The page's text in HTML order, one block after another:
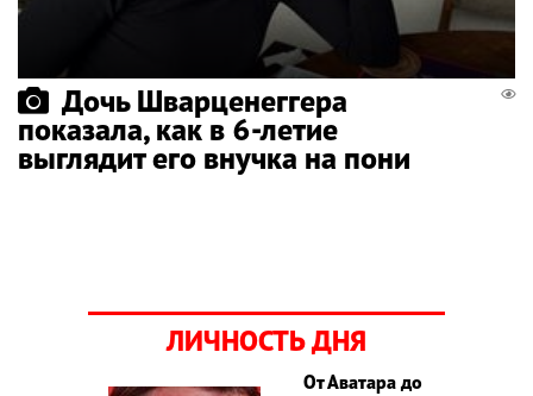
Дочь Шварценеггера
показала, как в 6-летие
выглядит его внучка на пони
ЛИЧНОСТЬ ДНЯ
От Аватара до